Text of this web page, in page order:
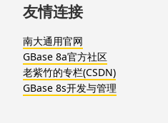
友情连接
南大通用官网
GBase 8a官方社区
老紫竹的专栏(CSDN)
GBase 8s开发与管理